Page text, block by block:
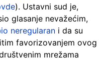
). Ustavni sud je,
glasanje nevažećim,
neregularan i da su
favorizovanjem ovog
mrežama